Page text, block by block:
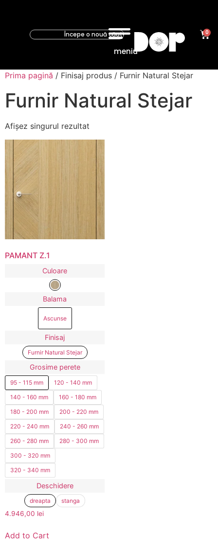
meniu
0
Prima pagină / Finisaj produs / Furnir Natural Stejar
Furnir Natural Stejar
Afișez singurul rezultat
PAMANT Z.1
Culoare
Balama
Ascunse
Finisaj
Furnir Natural Stejar
Grosime perete
95 - 115 mm
120 - 140 mm
140 - 160 mm
160 - 180 mm
180 - 200 mm
200 - 220 mm
220 - 240 mm
240 - 260 mm
260 - 280 mm
280 - 300 mm
300 - 320 mm
320 - 340 mm
Deschidere
dreapta stanga
4.946,00 lei
Add to Cart